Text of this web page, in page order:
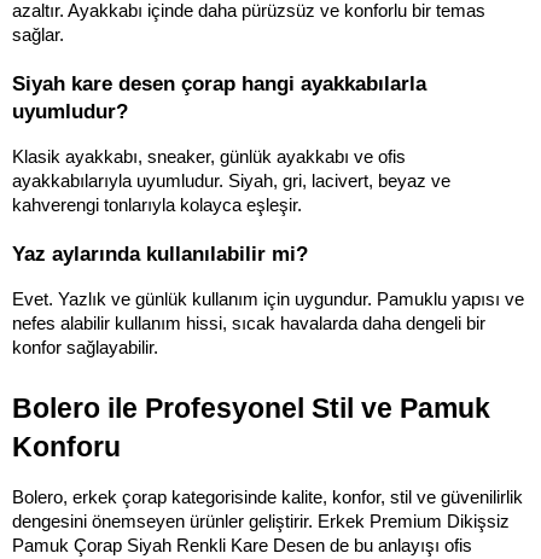
azaltır. Ayakkabı içinde daha pürüzsüz ve konforlu bir temas
sağlar.
Siyah kare desen çorap hangi ayakkabılarla
uyumludur?
Klasik ayakkabı, sneaker, günlük ayakkabı ve ofis
ayakkabılarıyla uyumludur. Siyah, gri, lacivert, beyaz ve
kahverengi tonlarıyla kolayca eşleşir.
Yaz aylarında kullanılabilir mi?
Evet. Yazlık ve günlük kullanım için uygundur. Pamuklu yapısı ve
nefes alabilir kullanım hissi, sıcak havalarda daha dengeli bir
konfor sağlayabilir.
Bolero ile Profesyonel Stil ve Pamuk
Konforu
Bolero, erkek çorap kategorisinde kalite, konfor, stil ve güvenilirlik
dengesini önemseyen ürünler geliştirir. Erkek Premium Dikişsiz
Pamuk Çorap Siyah Renkli Kare Desen de bu anlayışı ofis